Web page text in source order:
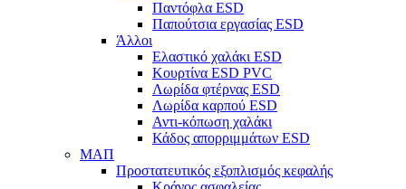
Παντόφλα ESD
Παπούτσια εργασίας ESD
Άλλοι
Ελαστικό χαλάκι ESD
Κουρτίνα ESD PVC
Λωρίδα φτέρνας ESD
Λωρίδα καρπού ESD
Αντι-κόπωση χαλάκι
Κάδος απορριμμάτων ESD
ΜΑΠ
Προστατευτικός εξοπλισμός κεφαλής